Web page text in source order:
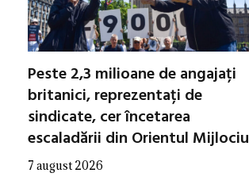
Peste 2,3 milioane de angajați
britanici, reprezentați de
sindicate, cer încetarea
escaladării din Orientul Mijlociu
7 august 2026